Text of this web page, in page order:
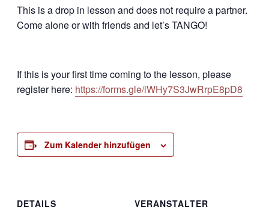
This is a drop in lesson and does not require a partner.
Come alone or with friends and let’s TANGO!
If this is your first time coming to the lesson, please
register here: https://forms.gle/iWHy7S3JwRrpE8pD8
Zum Kalender hinzufügen
DETAILS
VERANSTALTER